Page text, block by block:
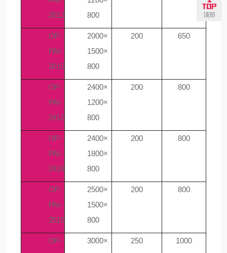
2012
800
OP-
PAI-
2015
2000×
1500×
800
200 650
OP-
PAI-
2412
2400×
1200×
800
200 800
OP-
PAI-
2418
2400×
1800×
800
200 800
OP-
PAI-
2515
2500×
1500×
800
200 800
OP-
3000×
250 1000
顶部